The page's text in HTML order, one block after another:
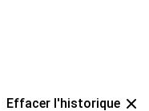
Effacer l'historique